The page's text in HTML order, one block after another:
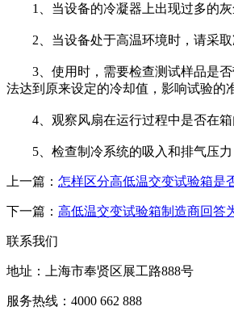
1、当设备的冷凝器上出现过多的灰
2、当设备处于高温环境时，请采取
3、使用时，需要检查测试样品是否
法达到原来设定的冷却值，影响试验的
4、观察风扇在运行过程中是否在箱
5、检查制冷系统的吸入和排气压力
上一篇： 怎样区分高低温交变试验箱是
下一篇： 高低温交变试验箱制造商回答
联系我们
地址：上海市奉贤区展工路888号
服务热线：4000 662 888